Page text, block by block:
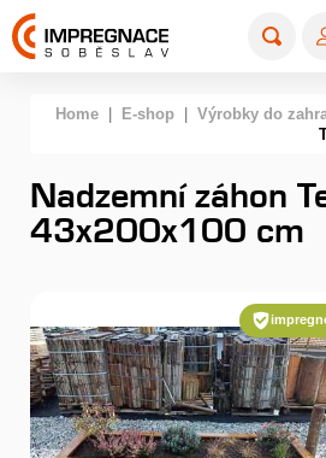
Home E-shop Výrobky do
Nadzemní záhon
43x200x100 cm